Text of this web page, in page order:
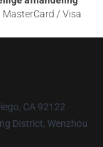
MasterCard / Visa
CA 92122
District, Wenzhou